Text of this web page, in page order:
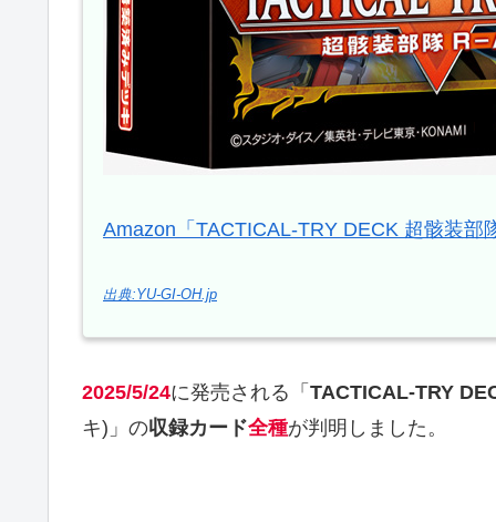
Amazon「TACTICAL-TRY DECK 超骸装部
出典:YU-GI-OH.jp
2025/5/24に発売される「 TACTICAL-TRY
キ)」の収録カード全種が判明しました。